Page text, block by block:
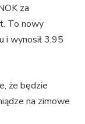
za
To nowy
i wynosił 3,95
że będzie
na zimowe